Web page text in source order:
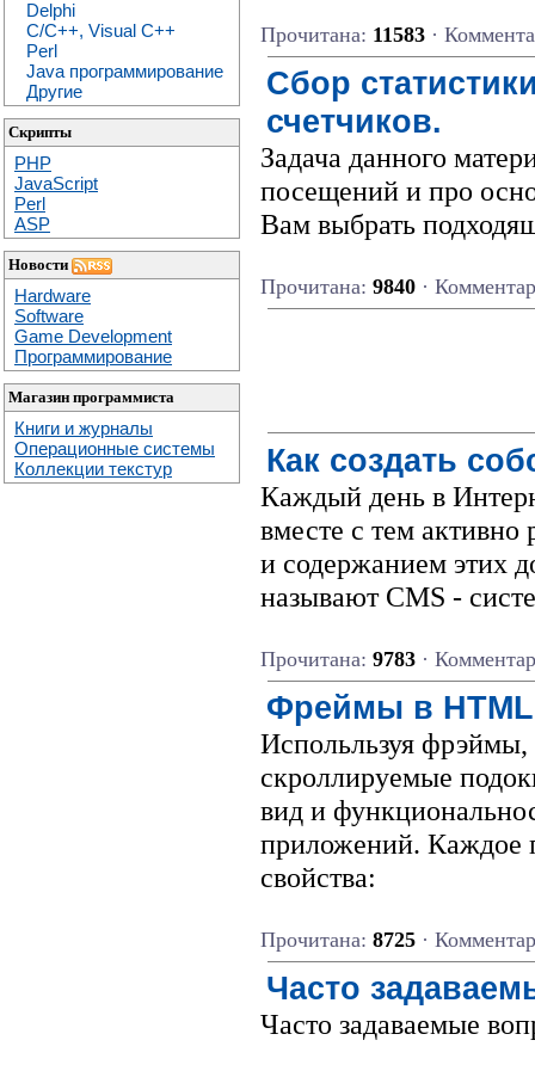
Delphi
C/C++, Visual C++
Perl
Java программирование
Другие
Скрипты
PHP
JavaScript
Perl
ASP
Новости
Hardware
Software
Game Development
Программирование
Магазин программиста
Книги и журналы
Операционные системы
Коллекции текстур
Прочитана: 11583 ·
Сбор
счетчиков.
Задача данного
посещений и про
Вам выбрать
Прочитана: 9840 ·
Как создать
Каждый день в
вместе с тем активно
и содержанием этих
называют CMS -
Прочитана: 9783 ·
Фреймы в HTML
Испольльзуя фрэймы,
скроллируемые
вид и
приложений. Каждое
свойства:
Прочитана: 8725 ·
Часто
Часто задаваемые